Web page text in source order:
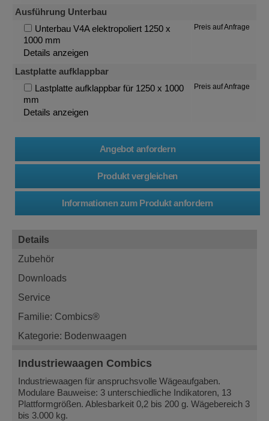
Ausführung Unterbau
Unterbau V4A elektropoliert 1250 x
1000 mm
Details anzeigen
Preis auf Anfrage
Lastplatte aufklappbar
Lastplatte aufklappbar für 1250 x 1000
mm
Details anzeigen
Preis auf Anfrage
Details
Zubehör
Downloads
Service
Familie: Combics®
Kategorie: Bodenwaagen
Industriewaagen Combics
Industriewaagen für anspruchsvolle Wägeaufgaben.
Modulare Bauweise: 3 unterschiedliche Indikatoren, 13
Plattformgrößen. Ablesbarkeit 0,2 bis 200 g. Wägebereich 3
bis 3.000 kg.